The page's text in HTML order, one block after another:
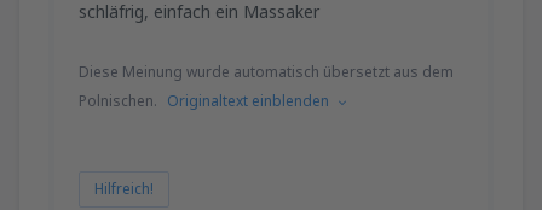
schläfrig, einfach ein Massaker
Diese Meinung wurde automatisch übersetzt aus dem
Polnischen. Originaltext einblenden
Hilfreich!